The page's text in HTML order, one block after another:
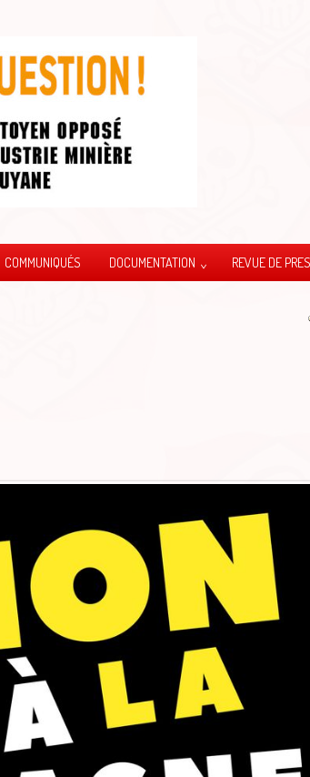
COMMUNIQUÉS DOCUMENTATION REVUE DE